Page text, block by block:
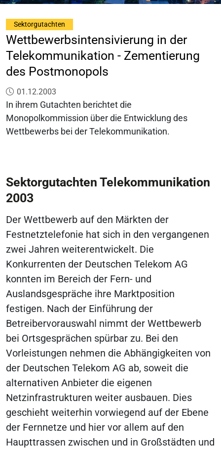
Wettbewerbsintensivierung in der
Telekommunikation - Zementierung
des Postmonopols
Veröffentlicht am:
01.12.2003
Sektorgutachten
In ihrem Gutachten berichtet die
Monopolkommission über die Entwicklung des
Wettbewerbs bei der Telekommunikation.
Sektorgutachten Telekommunikation
2003
Der Wettbewerb auf den Märkten der
Festnetztelefonie hat sich in den vergangenen
zwei Jahren weiterentwickelt. Die
Konkurrenten der Deutschen Telekom AG
konnten im Bereich der Fern- und
Auslandsgespräche ihre Marktposition
festigen. Nach der Einführung der
Betreibervorauswahl nimmt der Wettbewerb
bei Ortsgesprächen spürbar zu. Bei den
Vorleistungen nehmen die Abhängigkeiten von
der Deutschen Telekom AG ab, soweit die
alternativen Anbieter die eigenen
Netzinfrastrukturen weiter ausbauen. Dies
geschieht weiterhin vorwiegend auf der Ebene
der Fernnetze und hier vor allem auf den
Haupttrassen zwischen und in Großstädten und